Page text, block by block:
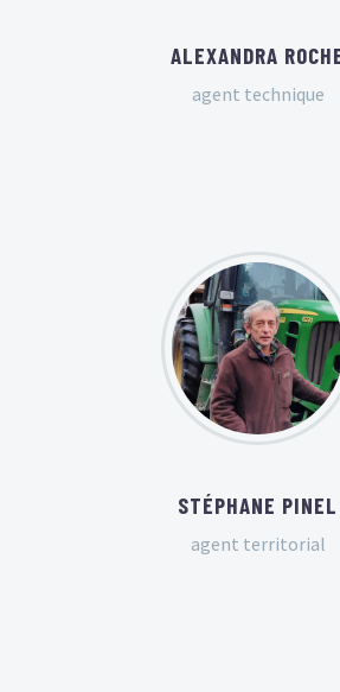
ALEXANDRA
agent technique
STÉPHANE PINEL
agent territorial